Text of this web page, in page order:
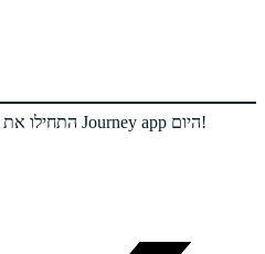
התחילו את היומן הדיגיטלי שלכם - הורידו את Journey app היום!